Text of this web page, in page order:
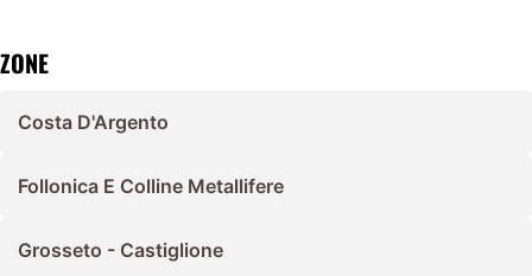
ZONE
Costa D'Argento
Follonica E Colline Metallifere
Grosseto - Castiglione